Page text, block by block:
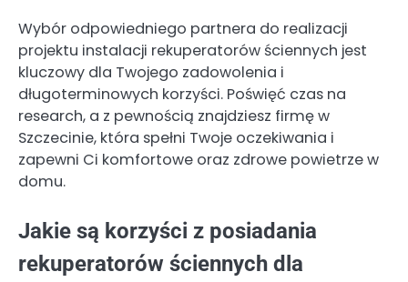
Wybór odpowiedniego partnera do realizacji
projektu instalacji rekuperatorów ściennych jest
kluczowy dla Twojego zadowolenia i
długoterminowych korzyści. Poświęć czas na
research, a z pewnością znajdziesz firmę w
Szczecinie, która spełni Twoje oczekiwania i
zapewni Ci komfortowe oraz zdrowe powietrze w
domu.
Jakie są korzyści z posiadania
rekuperatorów ściennych dla